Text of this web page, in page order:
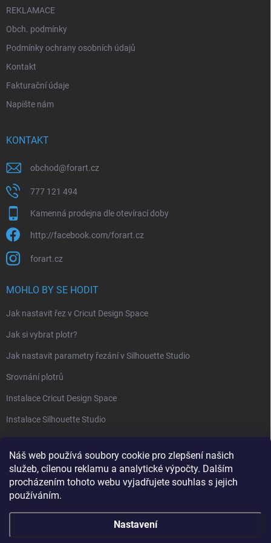
Náš web používá soubory cookie pro zlepšení našich
služeb, cílenou reklamu a analytické výpočty. Dalším
procházením tohoto webu vyjadřujete souhlas s jejich
používáním.
Nastavení
REKLAMACE
Obch. podmínky
Podmínky ochrany osobních údajů
Kontakt
Fakturační údaje
Napište nám
KONTAKT
obchod@forart.cz
777 121 494
Kamenná prodejna dle otevírací doby
http://facebook.com/forart.cz
forart.cz
MOHLO BY SE HODIT
Jak nastavit řez v Cricut Design Space
Jak si vybrat plotr?
Jak nastavit parametry řezání v Silhouette Studio
Srovnání plotrů
Instalace Cricut Design Space
Instalace Silhouette Studio
PŘIJÍMÁME ONLINE PLATBY